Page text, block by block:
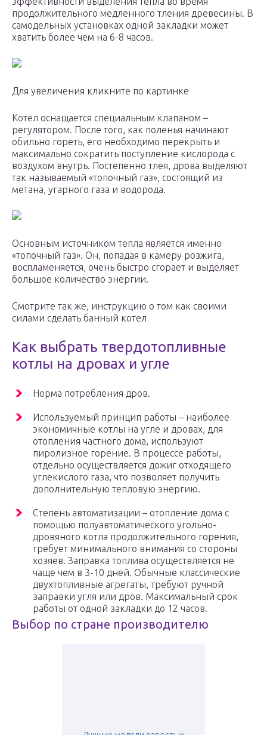
продолжительного медленного тления древесины. В
самодельных установках одной закладки может
хватить более чем на 6-8 часов.
Для увеличения кликните по картинке
Котел оснащается специальным клапаном –
регулятором. После того, как поленья начинают
обильно гореть, его необходимо перекрыть и
максимально сократить поступление кислорода с
воздухом внутрь. Постепенно тлея, дрова выделяют
так называемый «топочный газ», состоящий из
метана, угарного газа и водорода.
Основным источником тепла является именно
«топочный газ». Он, попадая в камеру розжига,
воспламеняется, очень быстро сгорает и выделяет
большое количество энергии.
Смотрите так же, инструкцию о том как своими
силами сделать банный котел
Как выбрать твердотопливные
котлы на дровах и угле
Норма потребления дров.
Используемый принцип работы – наиболее
экономичные котлы на угле и дровах, для
отопления частного дома, используют
пиролизное горение. В процессе работы,
отдельно осуществляется дожиг отходящего
углекислого газа, что позволяет получить
дополнительную тепловую энергию.
Степень автоматизации – отопление дома с
помощью полуавтоматического угольно-
дровяного котла продолжительного горения,
требует минимального внимания со стороны
хозяев. Заправка топлива осуществляется не
чаще чем в 3-10 дней. Обычные классические
двухтопливные агрегаты, требуют ручной
заправки угля или дров. Максимальный срок
работы от одной закладки до 12 часов.
Выбор по стране производителю